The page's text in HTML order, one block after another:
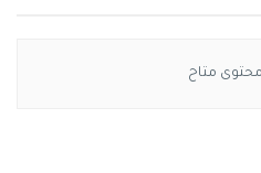
محتوى متاح